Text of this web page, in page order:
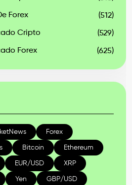
Forex (512)
Cripto (529)
Forex (625)
Forex
Bitcoin Ethereum
EUR/USD XRP
Yen GBP/USD